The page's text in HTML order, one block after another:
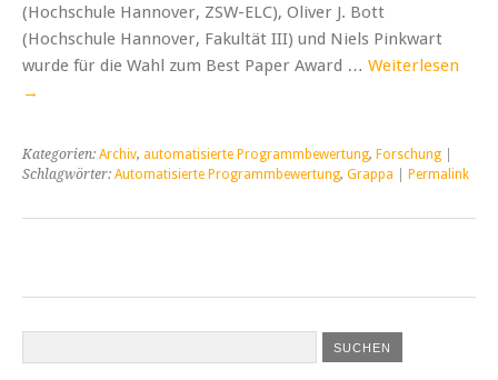
(Hochschule Hannover, ZSW-ELC), Oliver J. Bott
(Hochschule Hannover, Fakultät III) und Niels Pinkwart
wurde für die Wahl zum Best Paper Award … Weiterlesen
→
Kategorien: Archiv, automatisierte Programmbewertung, Forschung
Schlagwörter: Automatisierte Programmbewertung, Grappa Permalink